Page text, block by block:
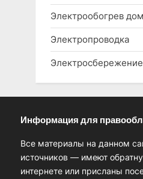
Электрообогрев
Электропроводка
Электросбережение
Информация для
Все материалы на данном
источников — имеют
интернете или присланы